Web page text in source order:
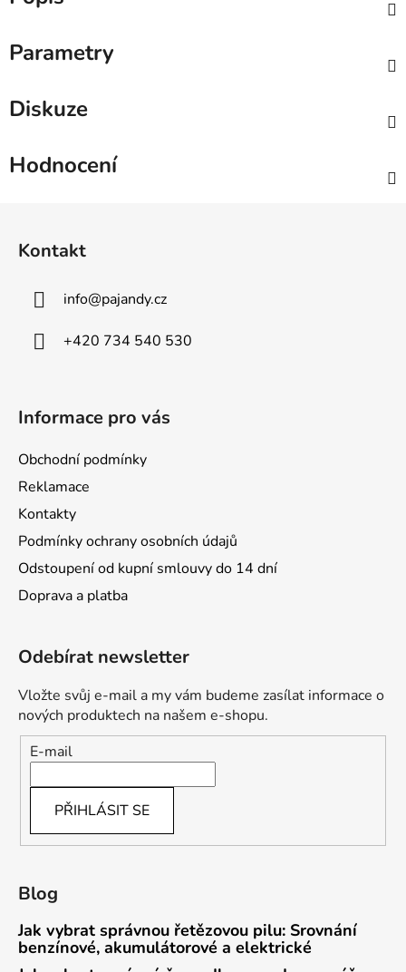
Parametry
Diskuze
Hodnocení
Kontakt
info@pajandy.cz
+420 734 540 530
Informace pro vás
Obchodní podmínky
Reklamace
Kontakty
Podmínky ochrany osobních údajů
Odstoupení od kupní smlouvy do 14 dní
Doprava a platba
Odebírat newsletter
Vložte svůj e-mail a my vám budeme zasílat informace o
nových produktech na našem e-shopu.
E-mail
PŘIHLÁSIT SE
Blog
Jak vybrat správnou řetězovou pilu: Srovnání
benzínové, akumulátorové a elektrické